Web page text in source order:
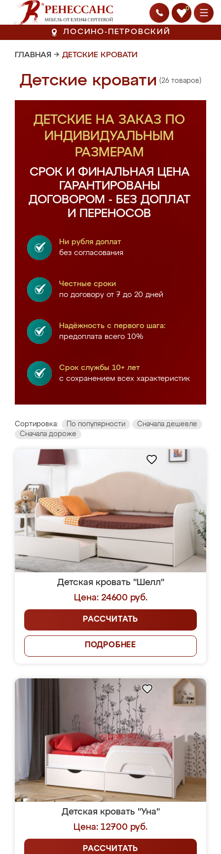
0
ЛОСИНО-ПЕТРОВСКИЙ
ГЛАВНАЯ → ДЕТСКИЕ КРОВАТИ
Детские кровати (26 товаров)
ДЕТСКИЕ НА ЗАКАЗ ПО
ИНДИВИДУАЛЬНЫМ
РАЗМЕРАМ
СРОК И ФИНАЛЬНАЯ ЦЕНА
ГАРАНТИРОВАНЫ
ДОГОВОРОМ - БЕЗ ДОПЛАТ
И ПЕРЕНОСОВ
Ни рубля доплат
без согласования
Честные сроки
по договору от 7 до 20 дней
Надёжность с первого шага:
предоплата всего 10%
Срок службы 10+ лет
с сохранением всех характеристик
Сортировка: По популярности
Сначала дешевле
Сначала дороже
Детская кровать "Шелл"
Цена: 24600 руб.
РАССЧИТАТЬ
ПОДРОБНЕЕ
Детская кровать "Уна"
Цена: 12700 руб.
РАССЧИТАТЬ